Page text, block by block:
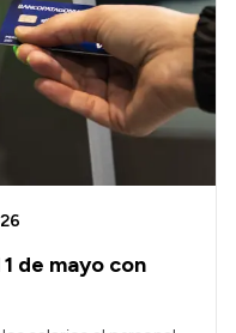
de mayo con